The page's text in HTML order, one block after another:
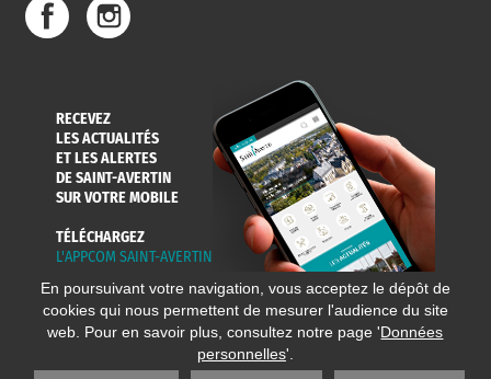
RECEVEZ
LES ACTUALITÉS
ET LES ALERTES
DE SAINT-AVERTIN
SUR VOTRE MOBILE
TÉLÉCHARGEZ
L'APPCOM SAINT-AVERTIN
En poursuivant votre navigation, vous acceptez le dépôt de
cookies qui nous permettent de mesurer l'audience du site
web. Pour en savoir plus, consultez notre page 'Données
personnelles'.